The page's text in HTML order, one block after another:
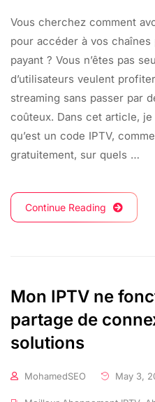
Vous cherchez comment
pour accéder à vos
payant ? Vous n’êtes pas
d’utilisateurs veulent
streaming sans passer par
coûteux. Dans cet article,
qu’est un code IPTV,
gratuitement, sur quels …
Continue Reading
Mon IPTV ne
partage de
solutions
MohamedSEO May 3,